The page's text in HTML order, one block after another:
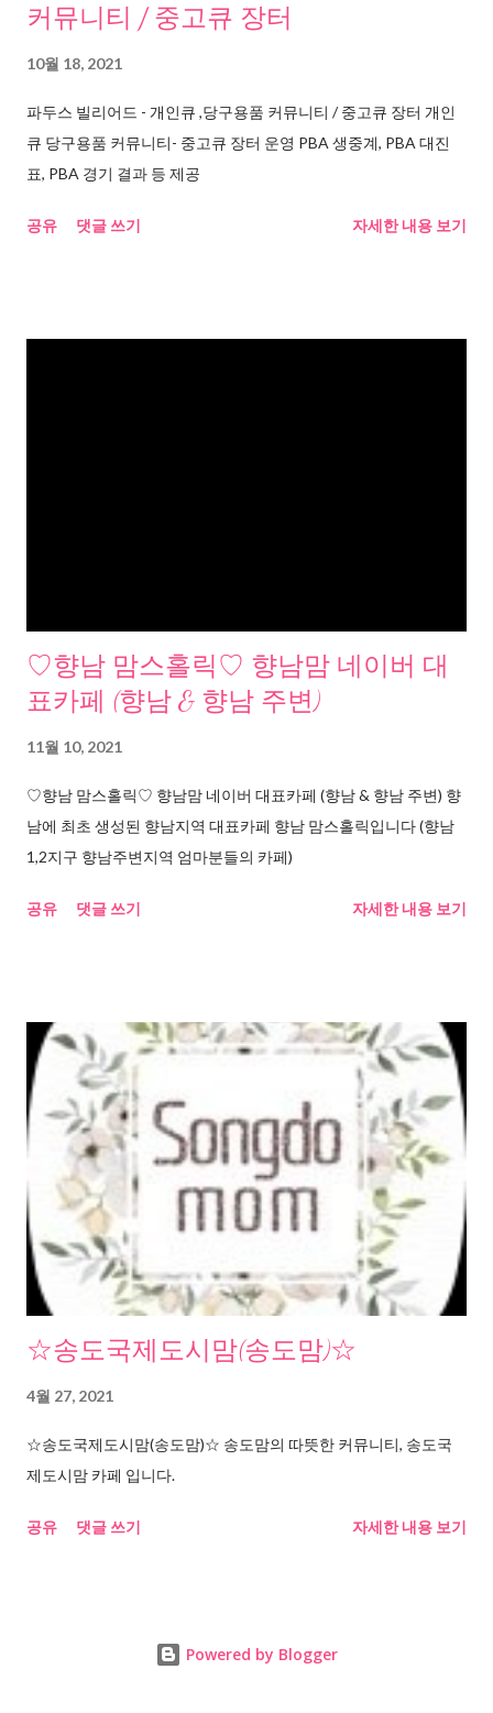
커뮤니티 / 중고큐 장터
10월 18, 2021
파두스 빌리어드 - 개인큐 ,당구용품 커뮤니티 / 중고큐 장터 개인
큐 당구용품 커뮤니티- 중고큐 장터 운영 PBA 생중계, PBA 대진
표, PBA 경기 결과 등 제공
공유 댓글 쓰기 자세한 내용 보기
♡향남 맘스홀릭♡ 향남맘 네이버 대
표카페 (향남 & 향남 주변)
11월 10, 2021
♡향남 맘스홀릭♡ 향남맘 네이버 대표카페 (향남 & 향남 주변) 향
남에 최초 생성된 향남지역 대표카페 향남 맘스홀릭입니다 (향남
1,2지구 향남주변지역 엄마분들의 카페)
공유 댓글 쓰기 자세한 내용 보기
☆송도국제도시맘(송도맘)☆
4월 27, 2021
☆송도국제도시맘(송도맘)☆ 송도맘의 따뜻한 커뮤니티, 송도국
제도시맘 카페 입니다.
공유 댓글 쓰기 자세한 내용 보기
Powered by Blogger